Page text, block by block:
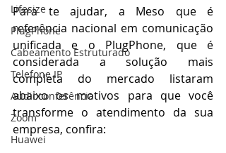
Lifesize
PlugPhone
Cabeamento Estruturado
Telefone IP
Audioconferência
Zoom
Huawei
Para te ajudar, a Meso que é
referência nacional em comunicação
unificada e o PlugPhone, que é
considerada a solução mais
completa do mercado listaram
abaixo os motivos para que você
transforme o atendimento da sua
empresa, confira: